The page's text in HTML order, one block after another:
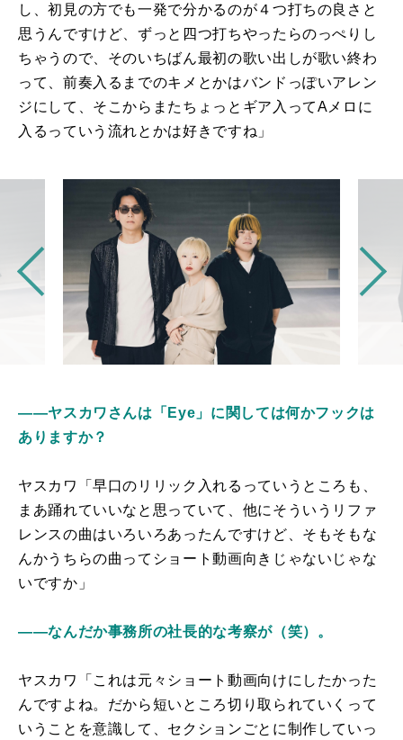
し、初見の方でも一発で分かるのが４つ打ちの良さと
思うんですけど、ずっと四つ打ちやったらのっぺりし
ちゃうので、そのいちばん最初の歌い出しが歌い終わ
って、前奏入るまでのキメとかはバンドっぽいアレン
ジにして、そこからまたちょっとギア入ってAメロに
入るっていう流れとかは好きですね」
――ヤスカワさんは「Eye」に関しては何かフックは
ありますか？
ヤスカワ「早口のリリック入れるっていうところも、
まあ踊れていいなと思っていて、他にそういうリファ
レンスの曲はいろいろあったんですけど、そもそもな
んかうちらの曲ってショート動画向きじゃないじゃな
いですか」
――なんだか事務所の社長的な考察が（笑）。
ヤスカワ「これは元々ショート動画向けにしたかった
んですよね。だから短いところ切り取られていくって
いうことを意識して、セクションごとに制作していっ